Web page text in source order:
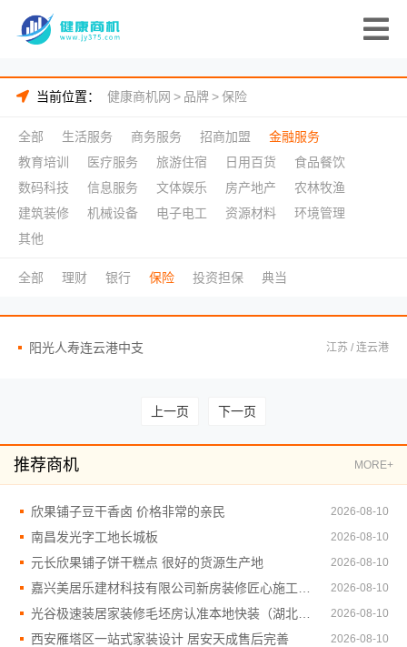
当前位置： 健康商机网 > 品牌>保险
全部 生活服务 商务服务 招商加盟
金融服务
教育培训
医疗服务 旅游住宿 日用百货
食品餐饮
数码科技
信息服务 文体娱乐 房产地产
农林牧渔
建筑装修
机械设备 电子电工 资源材料
环境管理
其他
全部 理财 银行 保险 投资担保 典当
阳光人寿连云港中支 江苏 / 连云港
上一页 下一页
推荐商机 MORE+
欣果铺子豆干香卤 价格非常的亲民 2026-08-10
南昌发光字工地长城板 2026-08-10
元长欣果铺子饼干糕点 很好的货源生产地 2026-08-10
2026-08-10
2026-08-10
西安雁塔区一站式家装设计 居安天成售后完善 2026-08-10